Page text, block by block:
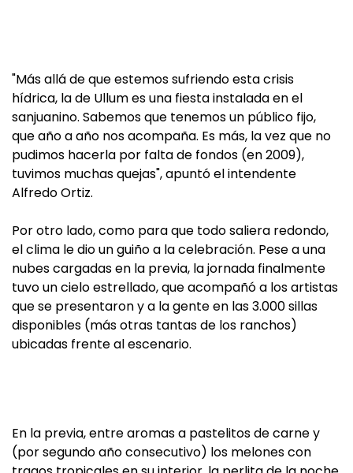
"Más allá de que estemos sufriendo esta crisis
hídrica, la de Ullum es una fiesta instalada en el
sanjuanino. Sabemos que tenemos un público fijo,
que año a año nos acompaña. Es más, la vez que no
pudimos hacerla por falta de fondos (en 2009),
tuvimos muchas quejas", apuntó el intendente
Alfredo Ortiz.
Por otro lado, como para que todo saliera redondo,
el clima le dio un guiño a la celebración. Pese a una
nubes cargadas en la previa, la jornada finalmente
tuvo un cielo estrellado, que acompañó a los artistas
que se presentaron y a la gente en las 3.000 sillas
disponibles (más otras tantas de los ranchos)
ubicadas frente al escenario.
En la previa, entre aromas a pastelitos de carne y
(por segundo año consecutivo) los melones con